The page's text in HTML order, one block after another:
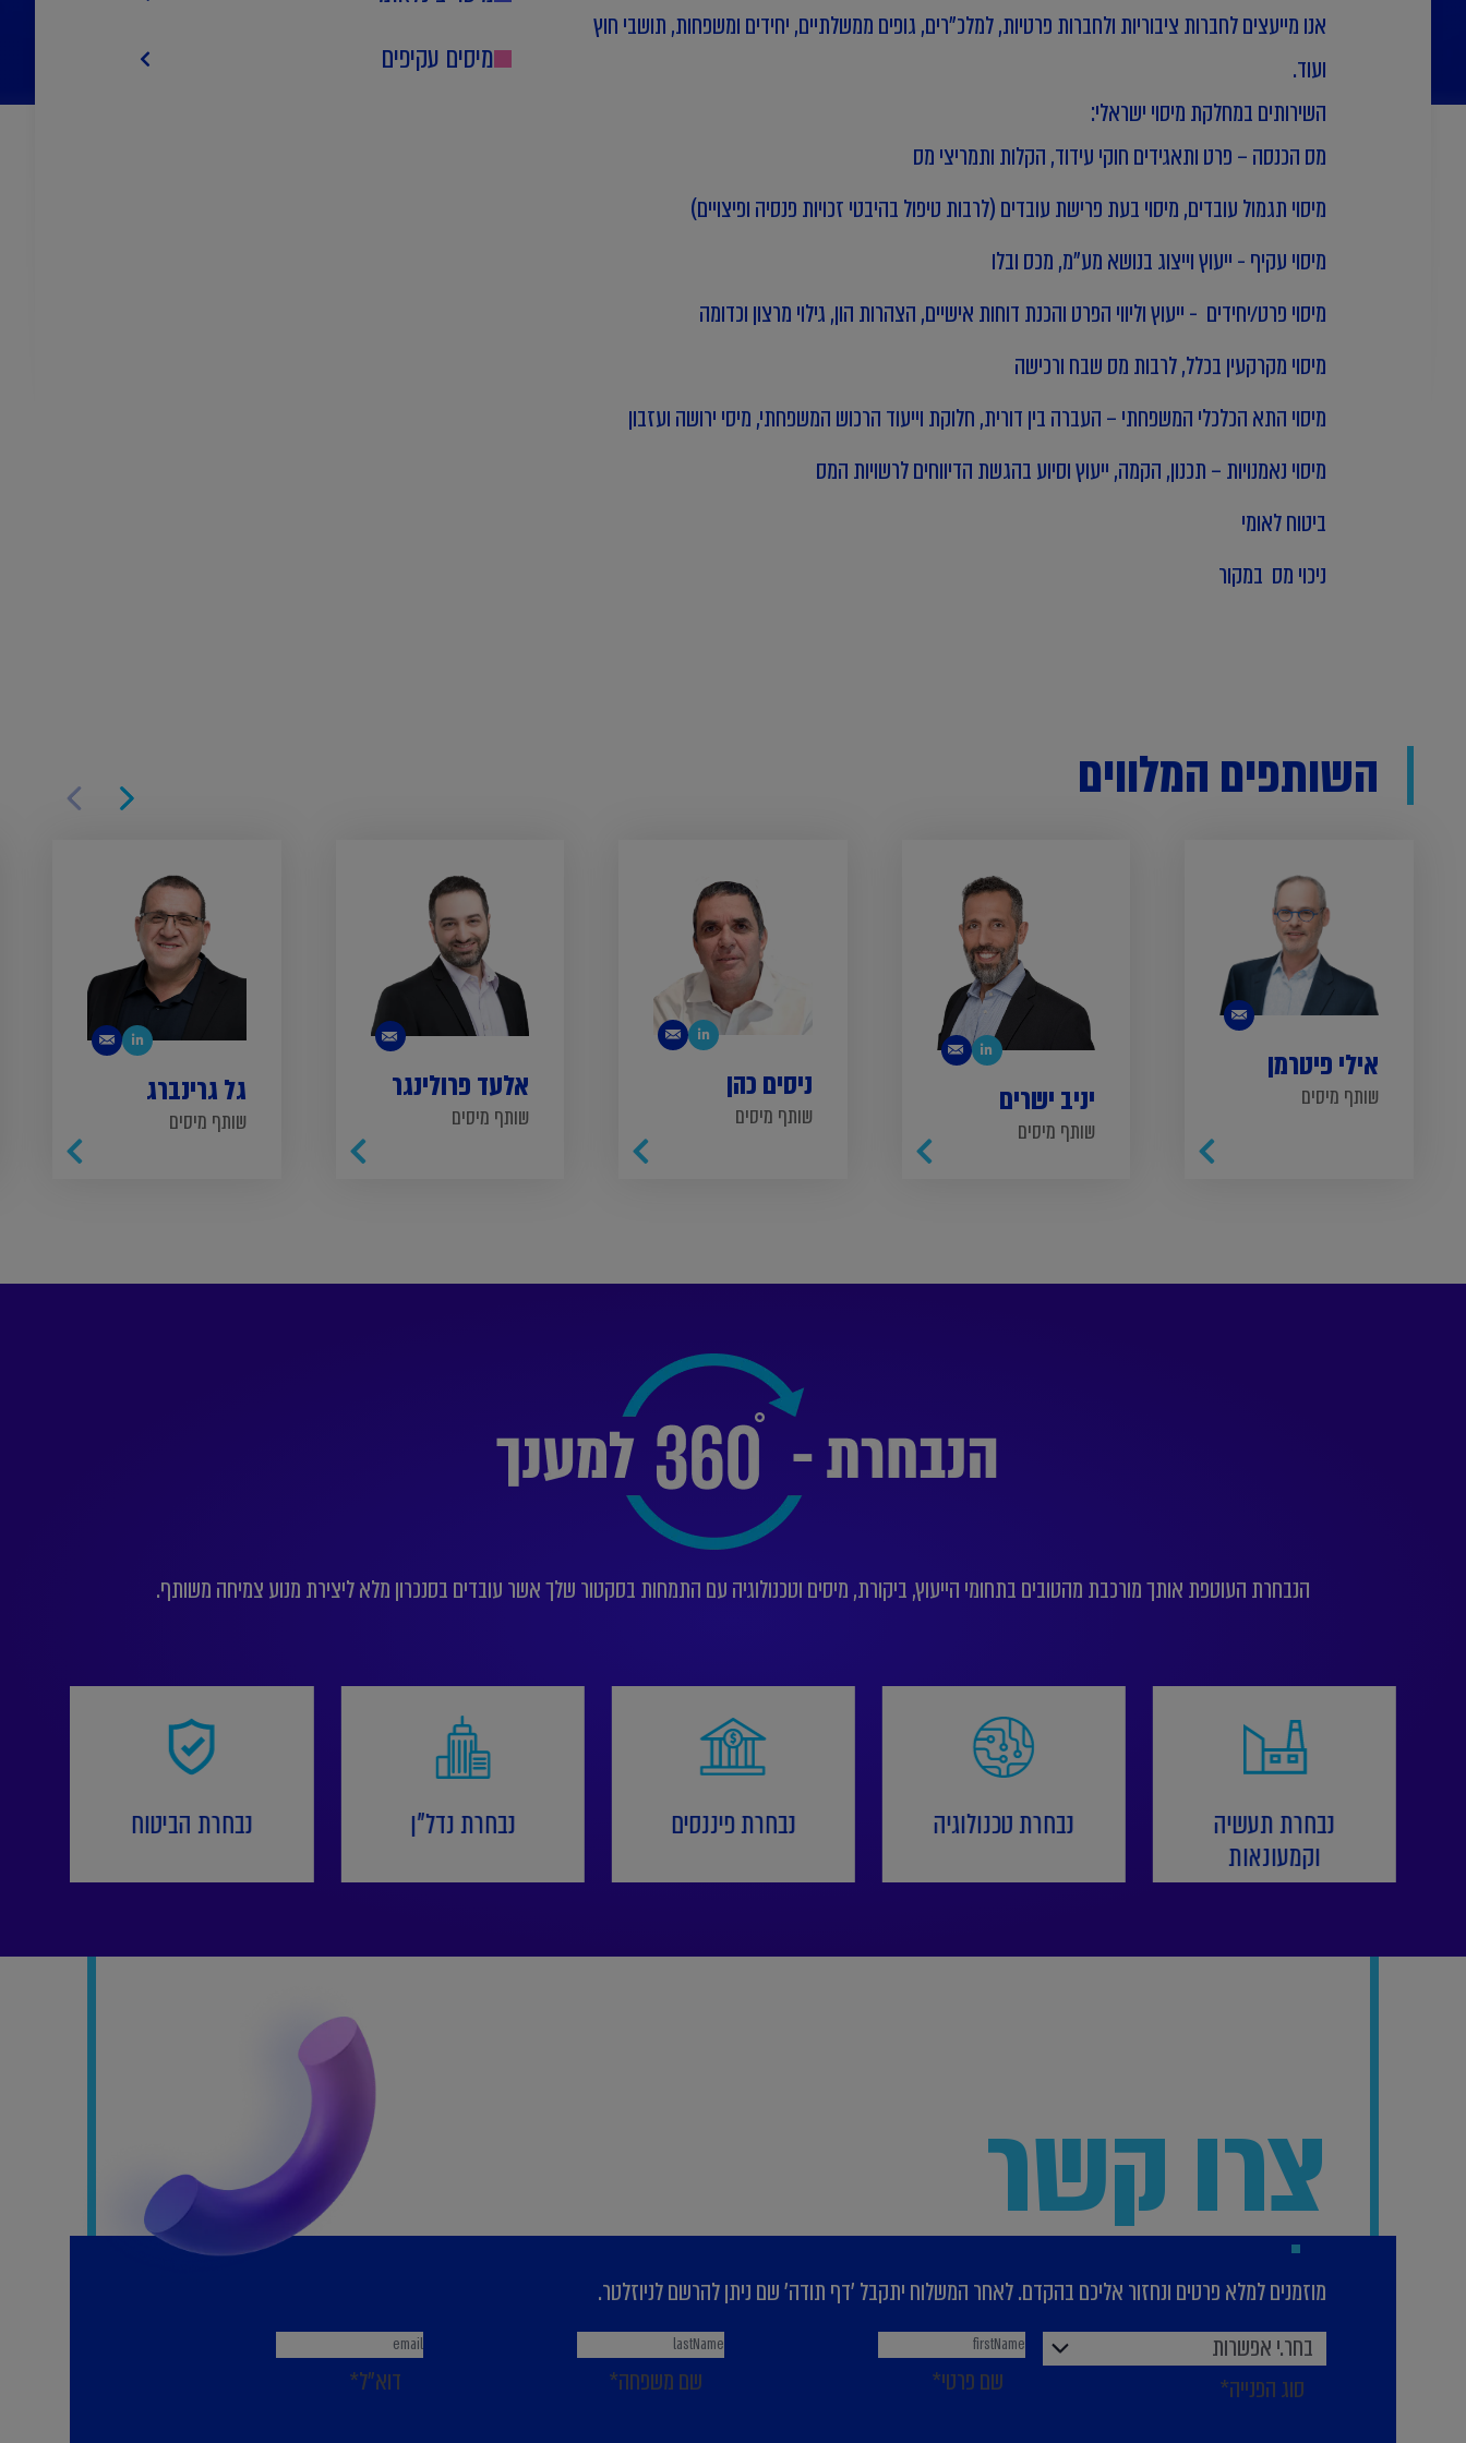
אנו מייעצים לחברות ציבוריות ולחברות פרטיות, למלכ"רים, גופים ממשלתיים, יחידים ומשפחות, תושבי חוץ
ועוד.
השירותים במחלקת מיסוי ישראלי:
מס הכנסה – פרט ותאגידים חוקי עידוד, הקלות ותמריצי מס
מיסוי תגמול עובדים, מיסוי בעת פרישת עובדים (לרבות טיפול בהיבטי זכויות פנסיה ופיצויים)
מיסוי עקיף - ייעוץ וייצוג בנושא מע"מ, מכס ובלו
מיסוי פרט/יחידים - ייעוץ וליווי הפרט והכנת דוחות אישיים, הצהרות הון, גילוי מרצון וכדומה
מיסוי מקרקעין בכלל, לרבות מס שבח ורכישה
מיסוי התא הכלכלי המשפחתי– העברה בין דורית, חלוקת וייעוד הרכוש המשפחתי, מיסי ירושה ועזבון
מיסוי נאמנויות – תכנון, הקמה, ייעוץ וסיוע בהגשת הדיווחים לרשויות המס
ביטוח לאומי
ניכוי מס במקור
מיסים עקיפים
השותפים המלווים
אילי פיטרמן
שותף מיסים יניב ישרים
שותף מיסים
ניסים כהן
שותף מיסים
אלעד פרולינגר
שותף מיסים
גל גרינברג
שותף מיסים
הנבחרת העוטפת אותך מורכבת מהטובים בתחומי הייעוץ, ביקורת, מיסים וטכנולוגיה עם התמחות בסקטור שלך אשר עובדים בסנכרון מלא ליצירת מנוע צמיחה משותף.
נבחרת תעשיה
וקמעונאות
נבחרת טכנולוגיה נבחרת פיננסים נבחרת נדל"ן נבחרת הביטוח
צרו קשר
מוזמנים למלא פרטים ונחזור אליכם בהקדם. לאחר המשלוח יתקבל 'דף תודה' שם ניתן להרשם לניוזלטר.
בחר.י אפשרות
סוג הפנייה*
שם פרטי* שם משפחה* דוא"ל*